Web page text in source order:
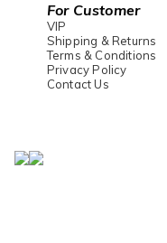
For Customer
VIP
Shipping & Returns
Terms & Conditions
Privacy Policy
Contact Us